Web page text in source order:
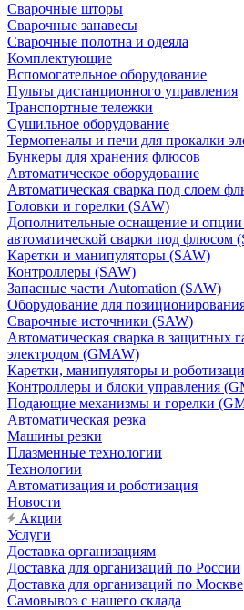
Сварочные шторы
Сварочные занавесы
Сварочные полотна и одеяла
Комплектующие
Вспомогательное оборудование
Пульты дистанционного управления
Транспортные тележки
Сушильное оборудование
Термопеналы и печи для прокалки
Бункеры для хранения флюсов
Автоматическое оборудование
Автоматическая сварка под слоем
Головки и горелки (SAW)
Дополнительные оснащение и опции
автоматической сварки под флюсом
Каретки и манипуляторы (SAW)
Контроллеры (SAW)
Запасные части Automation (SAW)
Оборудование для
Сварочные источники (SAW)
Автоматическая сварка в защитных
электродом (GMAW)
Каретки, манипуляторы и
Контроллеры и блоки управления
Подающие механизмы и горелки
Автоматическая резка
Машины резки
Плазменные технологии
Технологии
Автоматизация и роботизация
Новости
Акции
Услуги
Доставка организациям
Доставка для организаций по России
Доставка для организаций по Москве
Самовывоз с нашего склада